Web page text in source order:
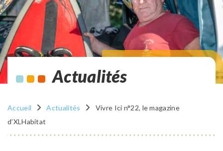
Actualités
Accueil Actualités
Vivre Ici n°22, le magazine
d’XLHabitat